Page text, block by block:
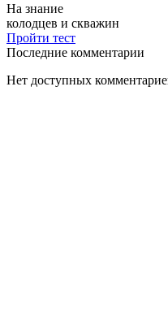
На знание
колодцев и скважин
Пройти тест
Последние комментарии
Нет доступных